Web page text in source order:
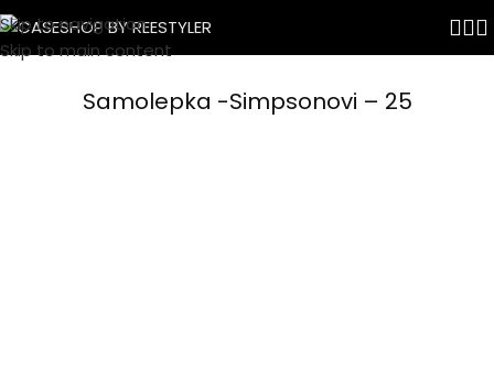
Skip to navigation
Skip to main content
Samolepka -Simpsonovi – 25